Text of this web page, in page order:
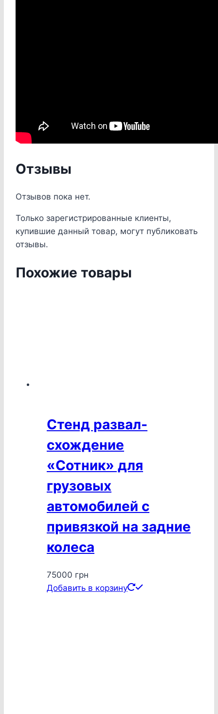
Отзывы
Отзывов пока нет.
Только зарегистрированные клиенты,
купившие данный товар, могут публиковать
отзывы.
Похожие товары
Стенд развал-
схождение
«Сотник» для
грузовых
автомобилей с
привязкой на задние
колеса
75000 грн
Добавить в корзину